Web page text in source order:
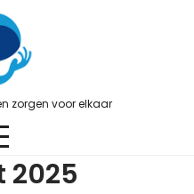
zorgen voor elkaar
2025